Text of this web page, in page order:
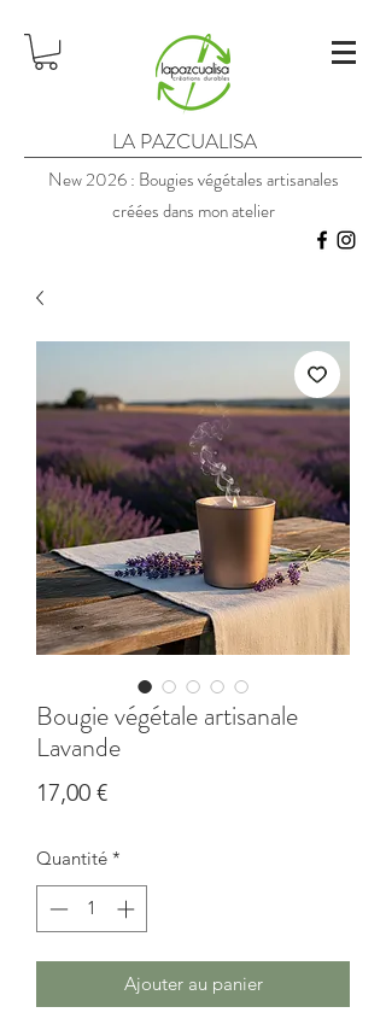
LA PAZCUALISA
New 2026 : Bougies végétales artisanales
créées dans mon atelier
Bougie végétale artisanale
Lavande
17,00 €Prix
Quantité *
Ajouter au panier